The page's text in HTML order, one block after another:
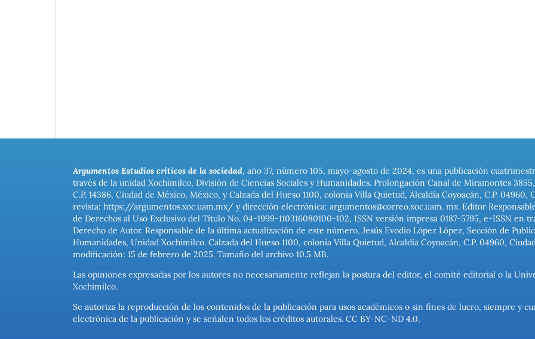
Argumentos Estudios críticos de la sociedad, año 37, número 105, mayo-agosto de 2024, es una publicación
través de la unidad Xochimilco, División de Ciencias Sociales y Humanidades. Prolongación Canal de Miramontes
C.P. 14386, Ciudad de México, México, y Calzada del Hueso 1100, colonia Villa Quietud, Alcaldía Coyoacán, C.P.
revista: https://argumentos.xoc.uam.mx/ y dirección electrónica: argumentos@correo.xoc.uam. mx. Editor
de Derechos al Uso Exclusivo del Título No. 04-1999-110316080100-102, ISSN versión impresa 0187-5795, e-ISSN
Derecho de Autor. Responsable de la última actualización de este número, Jesús Evodio López López, Sección de
Humanidades, Unidad Xochimilco. Calzada del Hueso 1100, colonia Villa Quietud, Alcaldía Coyoacán, C.P. 04960,
modificación: 15 de febrero de 2025. Tamaño del archivo 10.5 MB.
Las opiniones expresadas por los autores no necesariamente reflejan la postura del editor, el comité editorial o la
Xochimilco.
Se autoriza la reproducción de los contenidos de la publicación para usos académicos o sin fines de lucro, siempre y
electrónica de la publicación y se señalen todos los créditos autorales. CC BY-NC-ND 4.0.